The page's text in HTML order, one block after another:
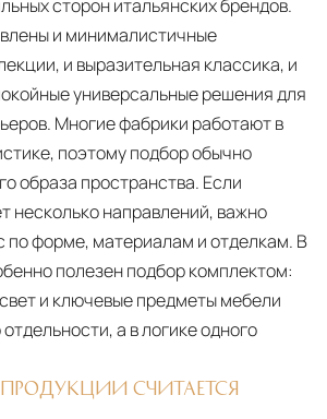
сторон итальянских брендов.
и минималистичные
и выразительная классика, и
универсальные решения для
Многие фабрики работают в
поэтому подбор обычно
образа пространства. Если
несколько направлений, важно
по форме, материалам и отделкам. В
полезен подбор комплектом:
и ключевые предметы мебели
а в логике одного
СЧИТАЕТСЯ